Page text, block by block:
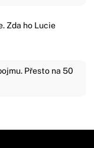
Zda ho Lucie
Přesto na 50